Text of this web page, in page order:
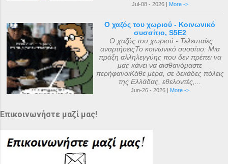
Jul-08 - 2026 | More ->
Ο χαζός του χωριού - Κοινωνικό
συσσίτιο, S5E2
Ο χαζός του χωριού - Τελευταίες
αναρτήσειςΤο κοινωνικό συσσίτιο: Μια
πράξη αλληλεγγύης που δεν πρέπει να
μας κάνει να αισθανόμαστε
περήφανοιΚάθε μέρα, σε δεκάδες πόλεις
της Ελλάδας, εθελοντές,...
Jun-26 - 2026 | More ->
Επικοινωνήστε μαζί μας!